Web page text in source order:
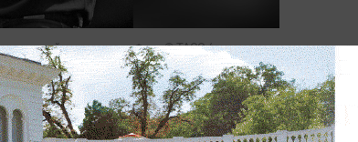
музыкой и рисунком. Фото © ТАСС /
1957 года в посёлке Ягодное
рок-музыканта прошло в